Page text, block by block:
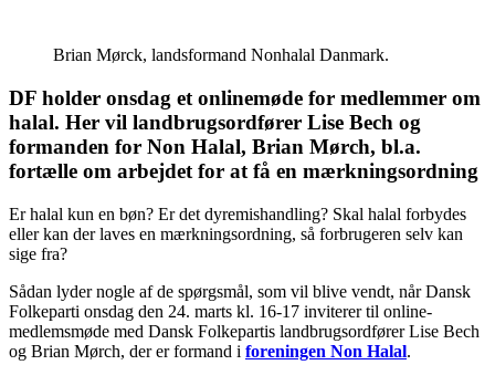
Brian Mørck, landsformand Nonhalal Danmark.
DF holder onsdag et onlinemøde for medlemmer om
halal. Her vil landbrugsordfører Lise Bech og
formanden for Non Halal, Brian Mørch, bl.a.
fortælle om arbejdet for at få en mærkningsordning
Er halal kun en bøn? Er det dyremishandling? Skal halal forbydes
eller kan der laves en mærkningsordning, så forbrugeren selv kan
sige fra?
Sådan lyder nogle af de spørgsmål, som vil blive vendt, når Dansk
Folkeparti onsdag den 24. marts kl. 16-17 inviterer til online-
medlemsmøde med Dansk Folkepartis landbrugsordfører Lise Bech
og Brian Mørch, der er formand i foreningen Non Halal.